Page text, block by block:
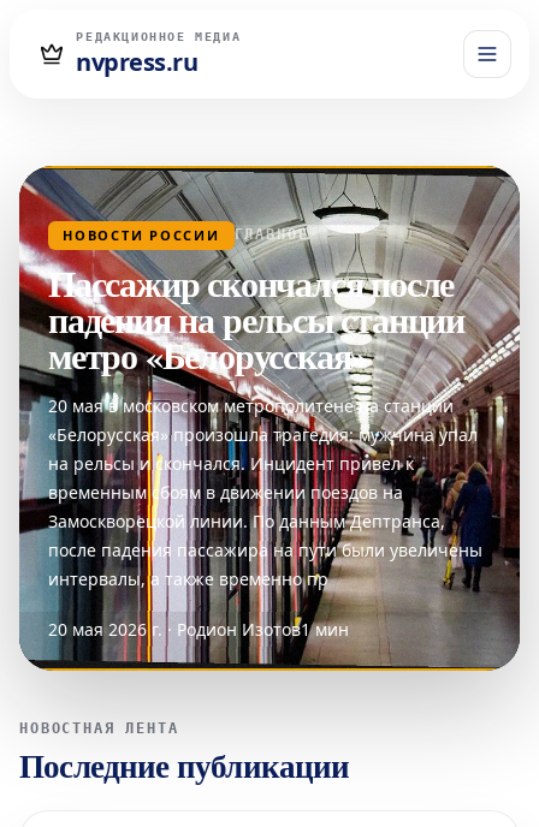
РЕДАКЦИОННОЕ МЕДИА
nvpress.ru
НОВОСТИ РОССИИ ГЛАВНОЕ
Пассажир скончался после
падения на рельсы станции
метро «Белорусская»
20 мая в московском метрополитене на станции
«Белорусская» произошла трагедия: мужчина упал
на рельсы и скончался. Инцидент привел к
временным сбоям в движении поездов на
Замоскворецкой линии. По данным Дептранса,
после падения пассажира на пути были увеличены
интервалы, а также временно пр
20 мая 2026 г. · Родион Изотов1 мин
НОВОСТНАЯ ЛЕНТА
Последние публикации